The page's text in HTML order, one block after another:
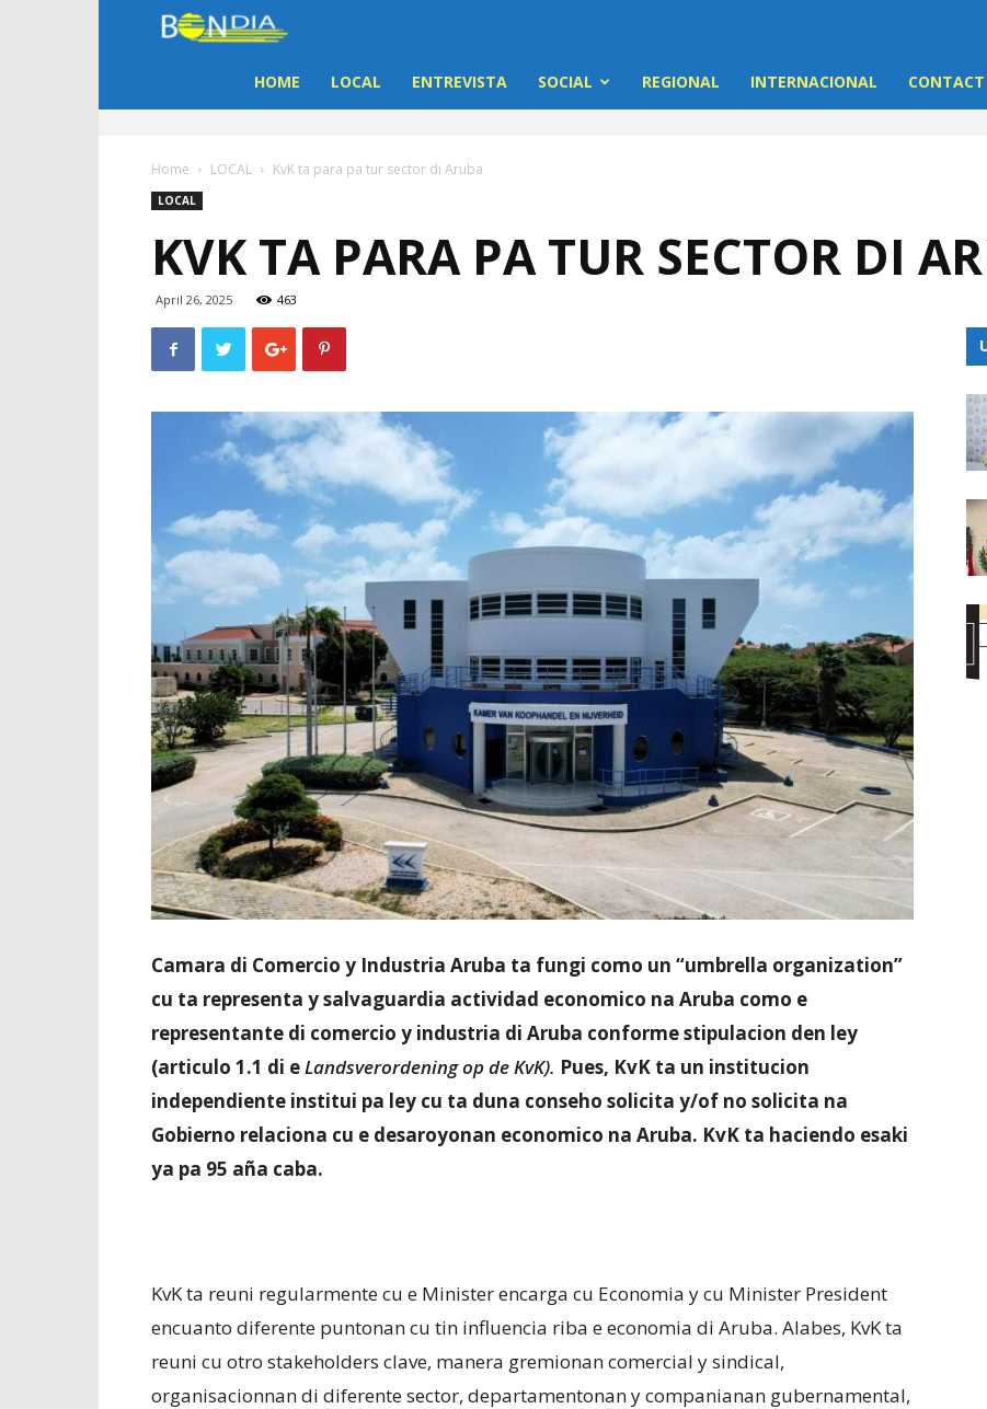
Dia
Noticia
di
Aruba
HOME LOCAL ENTREVISTA SOCIAL REGIONAL INTERNACIONAL
Home LOCAL KvK ta para pa tur sector di Aruba
LOCAL
KVK TA PARA PA TUR SECTOR DI
April 26, 2025 463
Camara di Comercio y Industria Aruba ta fungi como un “umbrella organization”
cu ta representa y salvaguardia actividad economico na Aruba como e
representante di comercio y industria di Aruba conforme stipulacion den ley
(articulo 1.1 di eLandsverordening op de KvK). Pues, KvK ta un institucion
independiente institui pa ley cu ta duna conseho solicita y/of no solicita na
Gobierno relaciona cu e desaroyonan economico na Aruba. KvK ta haciendo esaki
ya pa 95 aña caba.
KvK ta reuni regularmente cu e Minister encarga cu Economia y cu Minister President
encuanto diferente puntonan cu tin influencia riba e economia di Aruba. Alabes, KvK ta
reuni cu otro stakeholders clave, manera gremionan comercial y sindical,
organisacionnan di diferente sector, departamentonan y companianan gubernamental,